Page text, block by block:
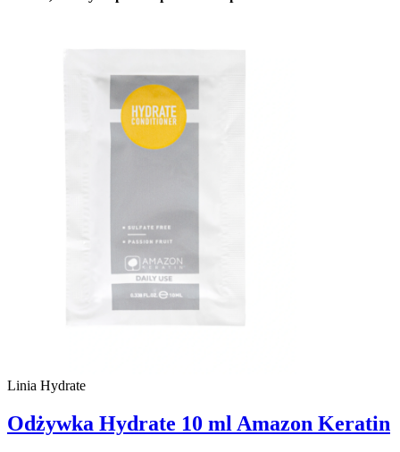
Linia Hydrate
Odżywka Hydrate 10 ml Amazon Keratin